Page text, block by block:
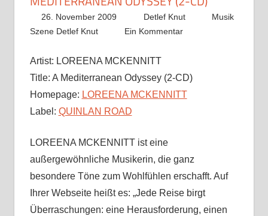
26. November 2009 Detlef Knut
Musik
Szene Detlef Knut
Ein Kommentar
Artist: LOREENA MCKENNITT
Title: A Mediterranean Odyssey (2-CD)
Homepage: LOREENA MCKENNITT
Label: QUINLAN ROAD
LOREENA MCKENNITT ist eine
außergewöhnliche Musikerin, die ganz
besondere Töne zum Wohlfühlen erschafft. Auf
Ihrer Webseite heißt es: „Jede Reise birgt
Überraschungen: eine Herausforderung, einen